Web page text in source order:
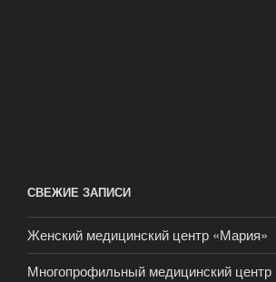
СВЕЖИЕ ЗАПИСИ
Женский медицинский центр «Мария»
Многопрофильный медицинский